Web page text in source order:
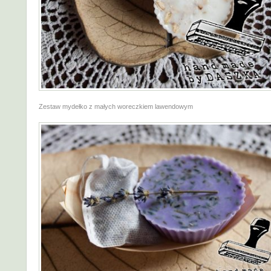
Zestaw mydełko z małych woreczkiem lawendowym